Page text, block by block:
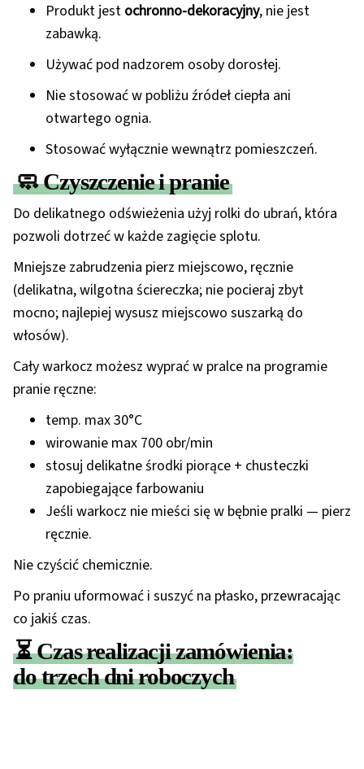
Produkt jest ochronno-dekoracyjny, nie jest
zabawką.
Używać pod nadzorem osoby dorosłej.
Nie stosować w pobliżu źródeł ciepła ani
otwartego ognia.
Stosować wyłącznie wewnątrz pomieszczeń.
🧼 Czyszczenie i pranie
Do delikatnego odświeżenia użyj rolki do ubrań, która
pozwoli dotrzeć w każde zagięcie splotu.
Mniejsze zabrudzenia pierz miejscowo, ręcznie
(delikatna, wilgotna ściereczka; nie pocieraj zbyt
mocno; najlepiej wysusz miejscowo suszarką do
włosów).
Cały warkocz możesz wyprać w pralce na programie
pranie ręczne:
temp. max 30°C
wirowanie max 700 obr/min
stosuj delikatne środki piorące + chusteczki
zapobiegające farbowaniu
Jeśli warkocz nie mieści się w bębnie pralki — pierz
ręcznie.
Nie czyścić chemicznie.
Po praniu uformować i suszyć na płasko, przewracając
co jakiś czas.
⏳ Czas realizacji zamówienia:
do trzech dni roboczych